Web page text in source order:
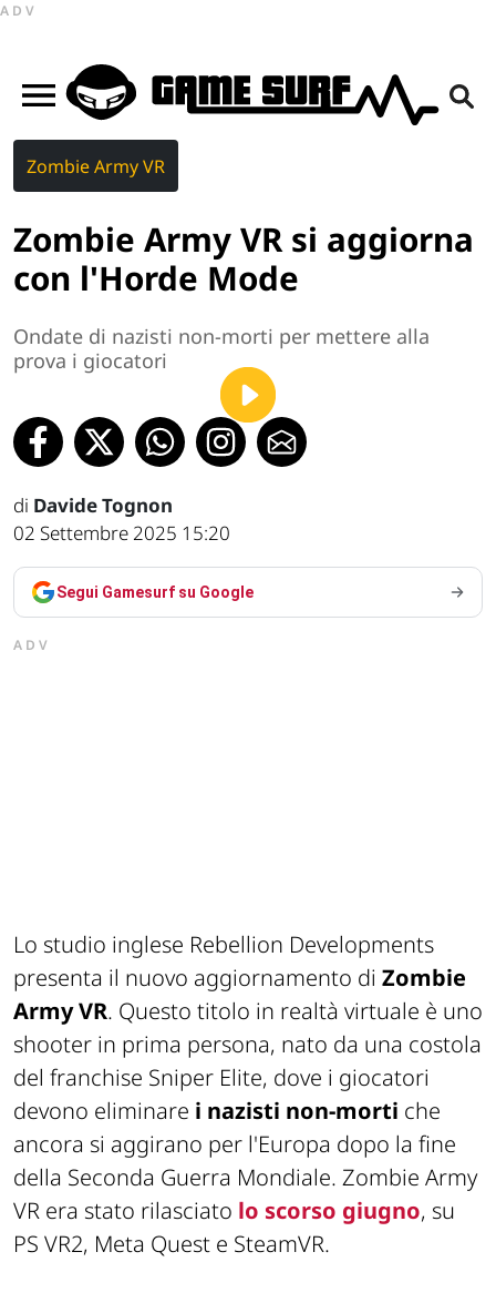
ADV
Zombie Army VR
Zombie Army VR si aggiorna
con l'Horde Mode
Ondate di nazisti non-morti per mettere alla
prova i giocatori
di Davide Tognon
02 Settembre 2025 15:20
Segui Gamesurf su Google
ADV
Lo studio inglese Rebellion Developments
presenta il nuovo aggiornamento di Zombie
Army VR. Questo titolo in realtà virtuale è uno
shooter in prima persona, nato da una costola
del franchise Sniper Elite, dove i giocatori
devono eliminare i nazisti non-morti che
ancora si aggirano per l'Europa dopo la fine
della Seconda Guerra Mondiale. Zombie Army
VR era stato rilasciato lo scorso giugno, su
PS VR2, Meta Quest e SteamVR.